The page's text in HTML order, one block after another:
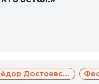
Фёдор Достоевский